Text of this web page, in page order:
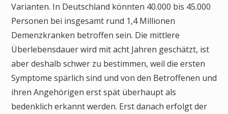
Varianten. In Deutschland könnten 40.000 bis 45.000
Personen bei insgesamt rund 1,4 Millionen
Demenzkranken betroffen sein. Die mittlere
Überlebensdauer wird mit acht Jahren geschätzt, ist
aber deshalb schwer zu bestimmen, weil die ersten
Symptome spärlich sind und von den Betroffenen und
ihren Angehörigen erst spät überhaupt als
bedenklich erkannt werden. Erst danach erfolgt der